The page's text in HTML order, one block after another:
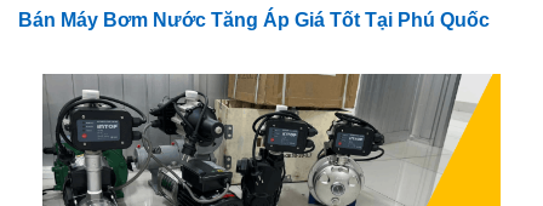
Bán Máy Bơm Nước Tăng Áp Giá Tốt Tại Phú Quốc